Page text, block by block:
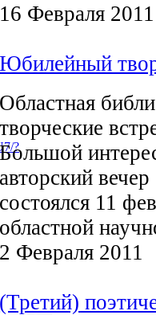
?
16 Февраля 2011
Юбилейный
Областная
творческие
Большой
авторский
состоялся 11
областной
2 Февраля 2011
(Третий)